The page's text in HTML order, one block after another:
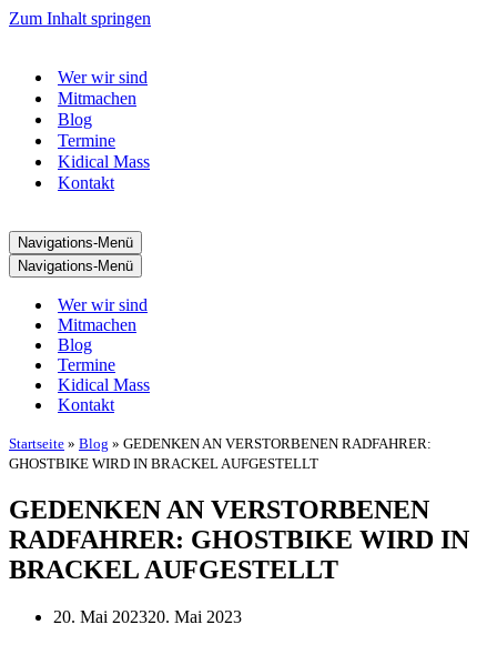
Zum Inhalt springen
Wer wir sind
Mitmachen
Blog
Termine
Kidical Mass
Kontakt
Navigations-Menü
Navigations-Menü
Wer wir sind
Mitmachen
Blog
Termine
Kidical Mass
Kontakt
Startseite » Blog » GEDENKEN AN VERSTORBENEN RADFAHRER:
GHOSTBIKE WIRD IN BRACKEL AUFGESTELLT
GEDENKEN AN VERSTORBENEN
RADFAHRER: GHOSTBIKE WIRD IN
BRACKEL AUFGESTELLT
20. Mai 202320. Mai 2023